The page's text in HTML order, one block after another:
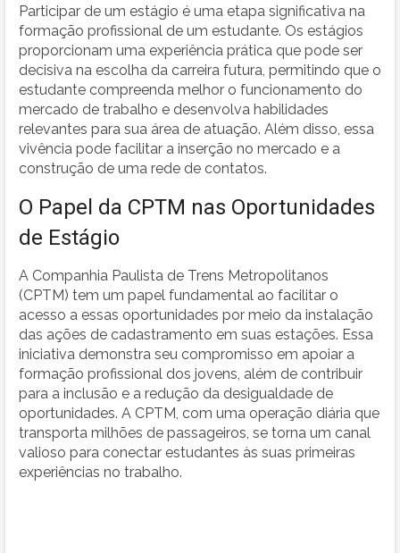
Participar de um estágio é uma etapa significativa na
formação profissional de um estudante. Os estágios
proporcionam uma experiência prática que pode ser
decisiva na escolha da carreira futura, permitindo que o
estudante compreenda melhor o funcionamento do
mercado de trabalho e desenvolva habilidades
relevantes para sua área de atuação. Além disso, essa
vivência pode facilitar a inserção no mercado e a
construção de uma rede de contatos.
O Papel da CPTM nas Oportunidades
de Estágio
A Companhia Paulista de Trens Metropolitanos
(CPTM) tem um papel fundamental ao facilitar o
acesso a essas oportunidades por meio da instalação
das ações de cadastramento em suas estações. Essa
iniciativa demonstra seu compromisso em apoiar a
formação profissional dos jovens, além de contribuir
para a inclusão e a redução da desigualdade de
oportunidades. A CPTM, com uma operação diária que
transporta milhões de passageiros, se torna um canal
valioso para conectar estudantes às suas primeiras
experiências no trabalho.